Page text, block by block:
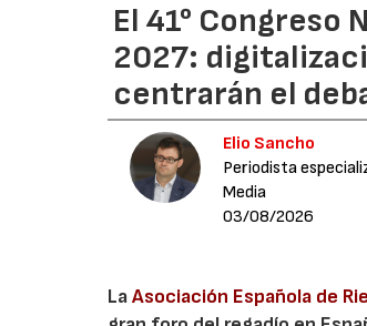
El 41° Congreso
2027:
centrarán el
Elio Sancho
Periodista
Media
03/08/2026
LaAsociación Española de